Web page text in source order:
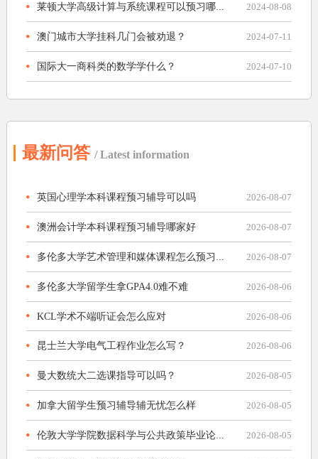
莱顿大学高级计算与系统课程可以预习哪... 2024-08-08
澳门城市大学挂科几门会被劝退？ 2024-07-11
国际大一商科类的数学学什么？ 2024-07-10
最新问答 / Latest information
英国心理学本科课程预习辅导可以吗 2026-08-07
澳洲会计学本科课程预习辅导哪家好 2026-08-07
多伦多大学艺术管理和媒体课程怎么预习... 2026-08-07
多伦多大学留学生拿GPA4.0难不难 2026-08-06
KCL学术不端听证会怎么应对 2026-08-06
昆士兰大学电气工程作业怎么写？ 2026-08-06
曼大数统大二选课指导可以吗？ 2026-08-05
加拿大留学生预习辅导辅无忧怎么样 2026-08-05
伦敦大学学院数据科学与公共政策毕业论... 2026-08-05